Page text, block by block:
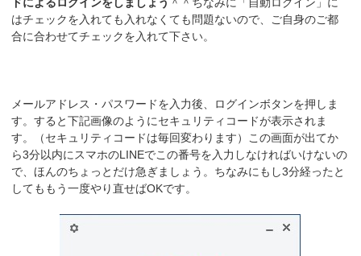
はチェックを入れても入れなくても問題ないので、ご自身のご都
合に合わせてチェックを入れて下さい。
メールアドレス・パスワードを入力後、ログインボタンを押しま
す。すると下記画像のようにセキュリティコードが表示されま
す。（セキュリティコードは毎回変わります）この画面が出てか
ら3分以内にスマホのLINEでこの番号を入力しなければいけないの
で、ほんのちょっとだけ急ぎましょう。ちなみにもし3分経ったと
してももう一度やり直せばOKです。